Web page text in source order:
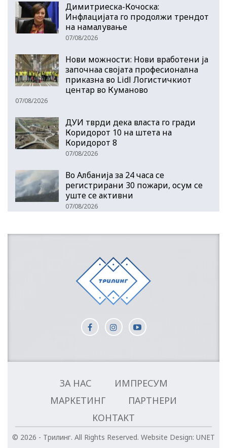
Димитриеска-Кочоска:
Инфлацијата го продолжи трендот
на намалување
07/08/2026
Нови можности: Нови вработени ја
започнаа својата професионална
приказна во Lidl Логистичкиот
центар во Куманово
07/08/2026
ДУИ тврди дека власта го гради
Коридорот 10 на штета на
Коридорот 8
07/08/2026
Во Албанија за 24 часа се
регистрирани 30 пожари, осум се
уште се активни
07/08/2026
ЗА НАС
ИМПРЕСУМ
МАРКЕТИНГ
ПАРТНЕРИ
КОНТАКТ
© 2026 - Трилинг. All Rights Reserved. Website Design: UNET